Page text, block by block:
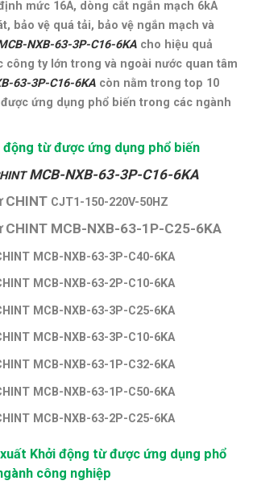
mức 16A, dòng cắt ngắn mạch 6kA
bảo vệ quá tải, bảo vệ ngắn mạch và
NXB-63-3P-C16-6KA cho hiệu quả
công ty lớn trong và ngoài nước quan tâm
63-3P-C16-6KA còn nằm trong top 10
ứng dụng phổ biến trong các ngành
động từ được ứng dụng phổ biến
MCB-NXB-63-3P-C16-6KA
CHINT CJT1-150-220V-50HZ
CHINT MCB-NXB-63-1P-C25-6KA
MCB-NXB-63-3P-C40-6KA
MCB-NXB-63-2P-C10-6KA
MCB-NXB-63-3P-C25-6KA
MCB-NXB-63-3P-C10-6KA
MCB-NXB-63-1P-C32-6KA
MCB-NXB-63-1P-C50-6KA
MCB-NXB-63-2P-C25-6KA
Khởi động từ được ứng dụng phổ
công nghiệp